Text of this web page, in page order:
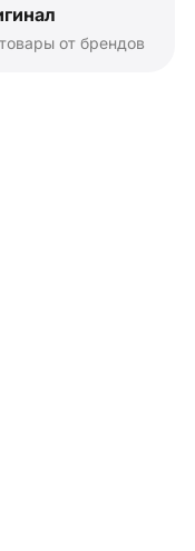
от брендов